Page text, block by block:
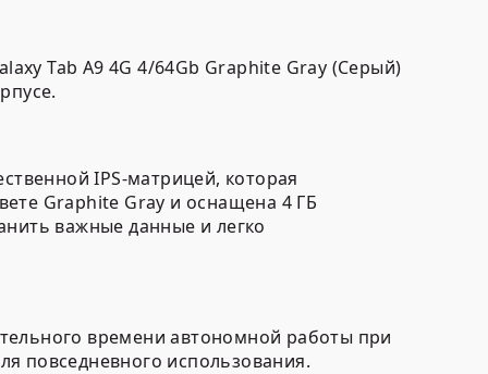
Tab A9 4G 4/64Gb Graphite Gray (Серый)
IPS-матрицей, которая
Graphite Gray и оснащена 4 ГБ
важные данные и легко
времени автономной работы при
повседневного использования.